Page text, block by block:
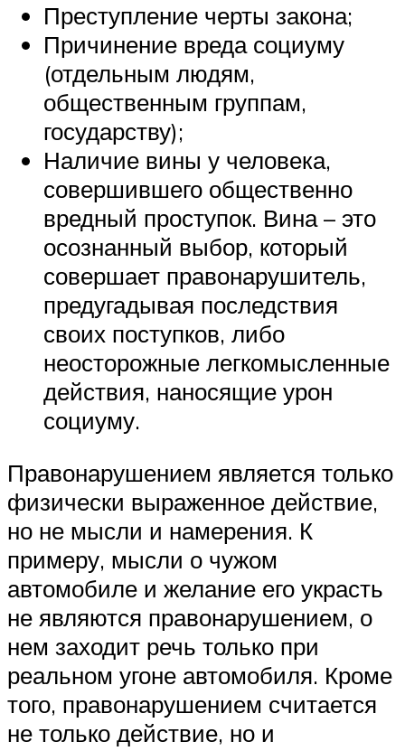
Преступление черты закона;
Причинение вреда социуму
(отдельным людям,
общественным группам,
государству);
Наличие вины у человека,
совершившего общественно
вредный проступок. Вина – это
осознанный выбор, который
совершает правонарушитель,
предугадывая последствия
своих поступков, либо
неосторожные легкомысленные
действия, наносящие урон
социуму.
Правонарушением является только
физически выраженное действие,
но не мысли и намерения. К
примеру, мысли о чужом
автомобиле и желание его украсть
не являются правонарушением, о
нем заходит речь только при
реальном угоне автомобиля. Кроме
того, правонарушением считается
не только действие, но и